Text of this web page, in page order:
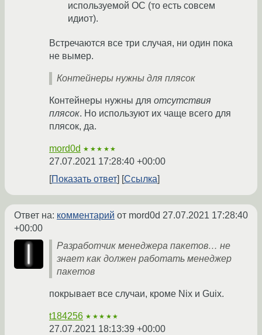
используемой ОС (то есть совсем
идиот).
Встречаются все три случая, ни один пока
не вымер.
Контейнеры нужны для плясок
Контейнеры нужны для отсутствия
плясок. Но используют их чаще всего для
плясок, да.
mord0d ★★★★★
27.07.2021 17:28:40 +00:00
Показать ответ
Ссылка
Ответ на: комментарий от mord0d 27.07.2021 17:28:40
+00:00
Разработчик менеджера пакетов… не
знает как должен работать менеджер
пакетов
покрывает все случаи, кроме Nix и Guix.
t184256 ★★★★★
27.07.2021 18:13:39 +00:00